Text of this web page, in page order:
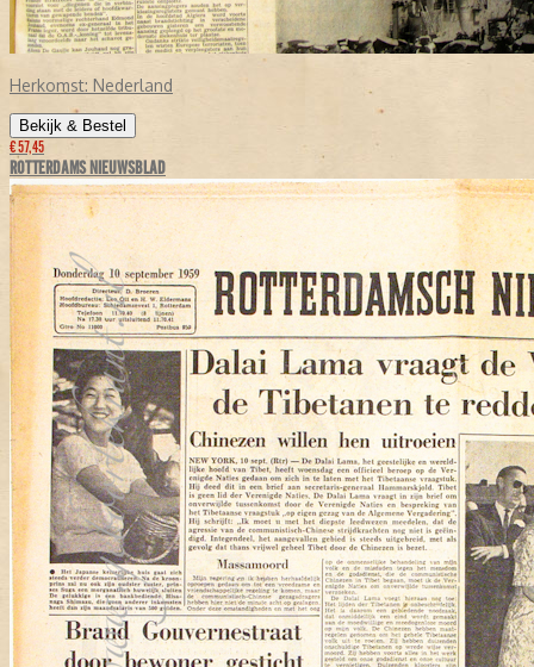
Herkomst: Nederland
Bekijk & Bestel
€ 57,45
ROTTERDAMS NIEUWSBLAD